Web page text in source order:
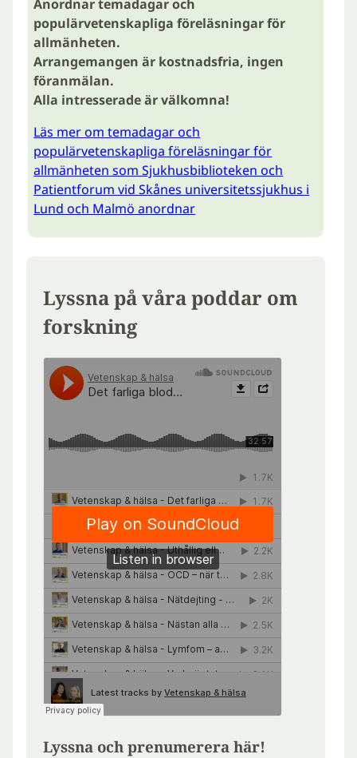
Anordnar temadagar och
populärvetenskapliga föreläsningar för
allmänheten.
Arrangemangen är kostnadsfria, ingen
föranmälan.
Alla intresserade är välkomna!
Läs mer om temadagar och
populärvetenskapliga föreläsningar för
allmänheten som Sjukhusbiblioteken och
Patientforum vid Skånes universitetssjukhus i
Lund och Malmö anordnar
Lyssna på våra poddar om
forskning
Lyssna och prenumerera här!